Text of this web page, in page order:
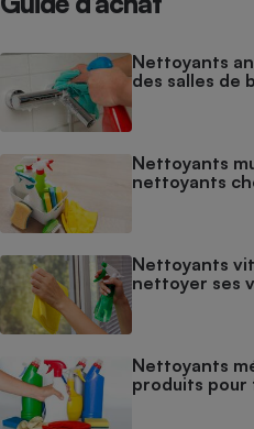
Nettoyants
des salles de
Nettoyants
nettoyants
Nettoyants
nettoyer ses
Nettoyants
produits pour